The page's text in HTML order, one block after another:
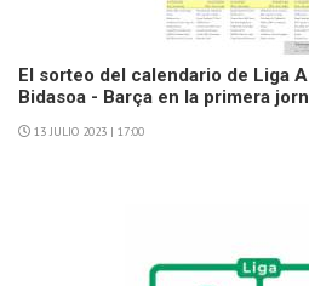
El sorteo del calendario de Liga
Bidasoa - Barça en la primera
13 JULIO 2023 | 17:00